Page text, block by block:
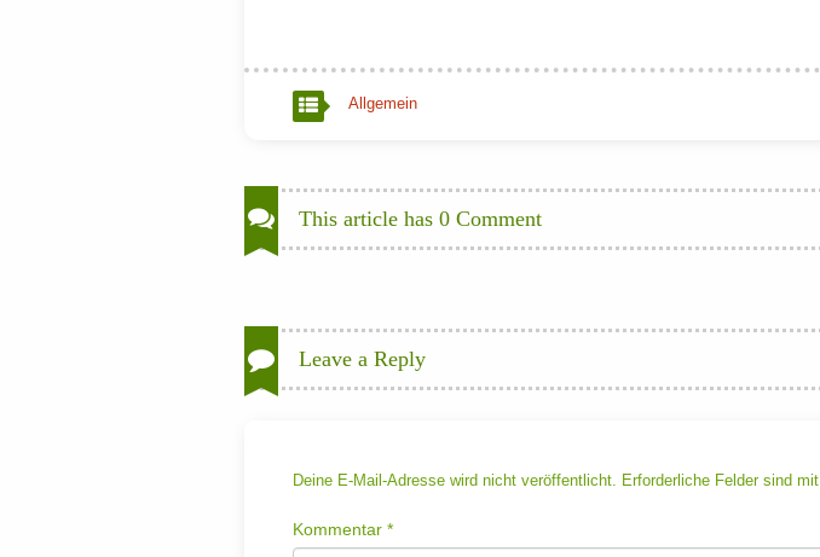
Allgemein
This article has 0 Comment
Leave a Reply
Deine E-Mail-Adresse wird nicht veröffentlicht. Erforderliche Felder sind mit
Kommentar *